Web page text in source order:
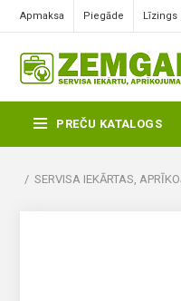
Apmaksa Piegāde Līzings
PREČU KATALOGS
SERVISA IEKĀRTAS,